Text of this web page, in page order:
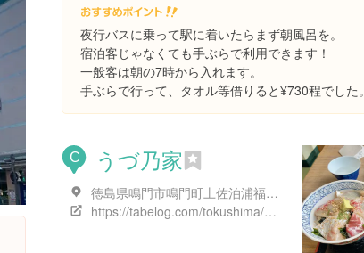
夜行バスに乗って駅に着いたらまず朝風呂を。
宿泊客じゃなくても手ぶらで利用できます！
一般客は朝の7時から入れます。
手ぶらで行って、タオル等借りると¥730程でした。
C うづ乃家
徳島県鳴門市鳴門町土佐泊浦福池６５-３
https://tabelog.com/tokushima/A3601/A360102/36000192/